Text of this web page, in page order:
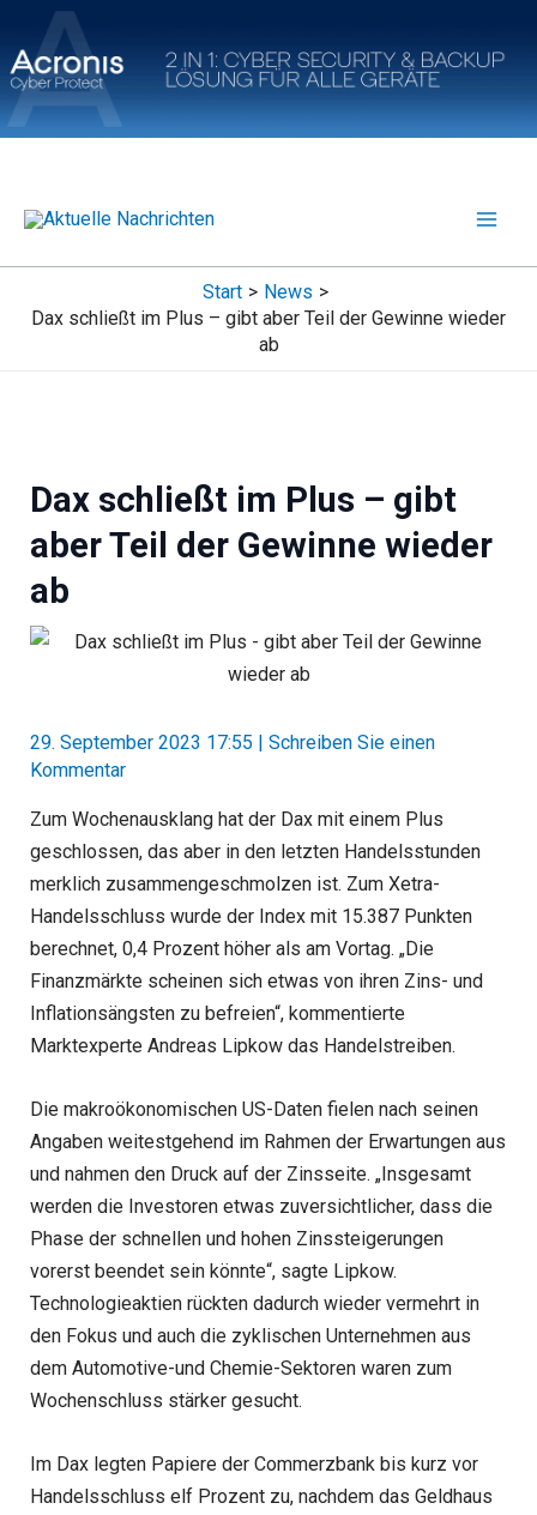
Inhalt
springen
Start
News
Dax schließt im Plus – gibt aber Teil der Gewinne wieder
ab
Dax schließt im Plus – gibt
aber Teil der Gewinne wieder
ab
29. September 2023 17:55
Schreiben Sie einen
Kommentar
Zum Wochenausklang hat der Dax mit einem Plus
geschlossen, das aber in den letzten Handelsstunden
merklich zusammengeschmolzen ist. Zum Xetra-
Handelsschluss wurde der Index mit 15.387 Punkten
berechnet, 0,4 Prozent höher als am Vortag. „Die
Finanzmärkte scheinen sich etwas von ihren Zins- und
Inflationsängsten zu befreien“, kommentierte
Marktexperte Andreas Lipkow das Handelstreiben.
Die makroökonomischen US-Daten fielen nach seinen
Angaben weitestgehend im Rahmen der Erwartungen aus
und nahmen den Druck auf der Zinsseite. „Insgesamt
werden die Investoren etwas zuversichtlicher, dass die
Phase der schnellen und hohen Zinssteigerungen
vorerst beendet sein könnte“, sagte Lipkow.
Technologieaktien rückten dadurch wieder vermehrt in
den Fokus und auch die zyklischen Unternehmen aus
dem Automotive-und Chemie-Sektoren waren zum
Wochenschluss stärker gesucht.
Im Dax legten Papiere der Commerzbank bis kurz vor
Handelsschluss elf Prozent zu, nachdem das Geldhaus